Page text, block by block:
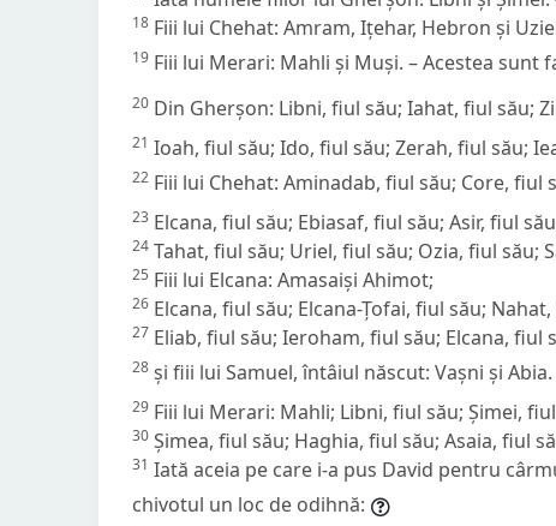
18 Fiii lui Chehat: Amram, Ițehar, Hebron și
19 Fiii lui Merari: Mahli și Muși. – Acestea sunt
20 Din Gherșon: Libni, fiul său; Iahat, fiul său;
21 Ioah, fiul său; Ido, fiul său; Zerah, fiul său;
22 Fiii lui Chehat: Aminadab, fiul său; Core, fiul
23 Elcana, fiul său; Ebiasaf, fiul său; Asir, fiul
24 Tahat, fiul său; Uriel, fiul său; Ozia, fiul său;
25 Fiii lui Elcana: Amasaiși Ahimot;
26 Elcana, fiul său; Elcana-Țofai, fiul său;
27 Eliab, fiul său; Ieroham, fiul său; Elcana, fiul
28 și fiii lui Samuel, întâiul născut: Vașni și Abia.
29 Fiii lui Merari: Mahli; Libni, fiul său; Șimei,
30 Șimea, fiul său; Haghia, fiul său; Asaia, fiul
31 Iată aceia pe care i-a pus David pentru
chivotul un loc de odihnă: